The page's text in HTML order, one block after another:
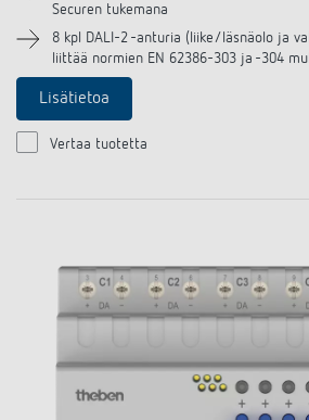
Securen tukemana
8 kpl DALI-2 -anturia (liike/läsnäolo ja
liittää normien EN 62386-303 ja -304
Lisätietoa
Vertaa tuotetta